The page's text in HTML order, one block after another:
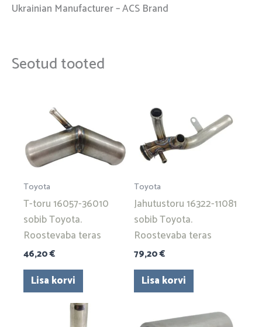
Ukrainian Manufacturer – ACS Brand
Seotud tooted
Toyota
T-toru 16057-36010
sobib Toyota.
Roostevaba teras
46,20€
Lisa korvi
Toyota
Jahutustoru 16322-11081
sobib Toyota.
Roostevaba teras
79,20€
Lisa korvi